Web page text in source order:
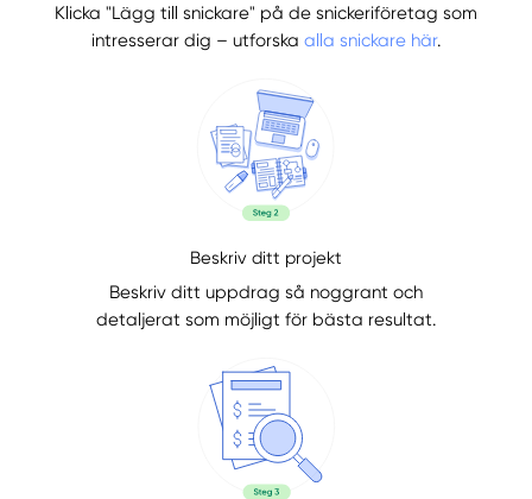
Klicka "Lägg till snickare" på de snickeriföretag som
intresserar dig – utforska alla snickare här.
Beskriv ditt projekt
Beskriv ditt uppdrag så noggrant och
detaljerat som möjligt för bästa resultat.